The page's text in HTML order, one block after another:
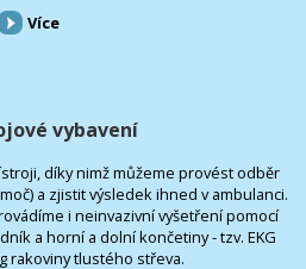
Více
vybavení
díky nimž můžeme provést odběr
a zjistit výsledek ihned v ambulanci.
i neinvazivní vyšetření pomocí
a horní a dolní končetiny - tzv. EKG
rakoviny tlustého střeva.